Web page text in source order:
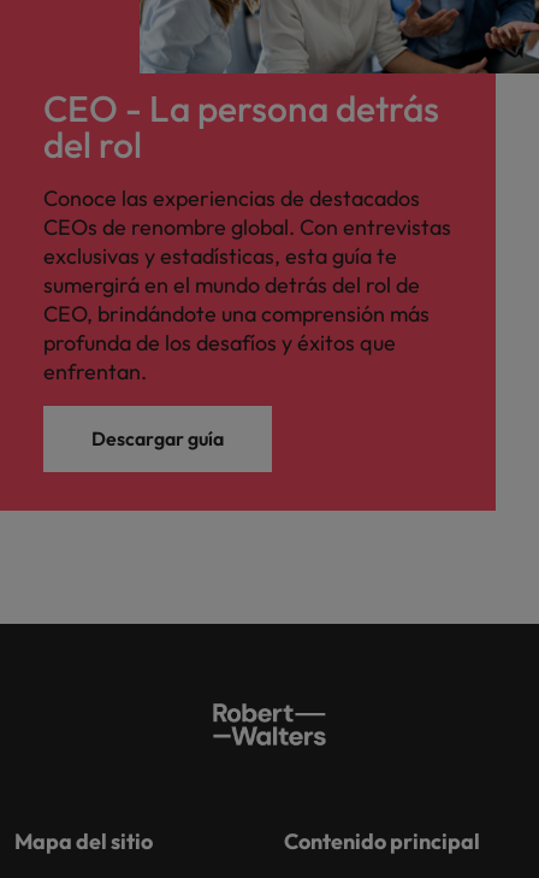
CEO - La persona detrás
del rol
Conoce las experiencias de destacados
CEOs de renombre global. Con entrevistas
exclusivas y estadísticas, esta guía te
sumergirá en el mundo detrás del rol de
CEO, brindándote una comprensión más
profunda de los desafíos y éxitos que
enfrentan.
Descargar guía
Mapa del sitio Contenido principal